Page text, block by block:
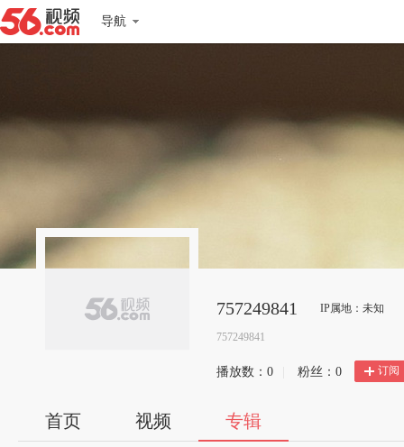
导航
757249841 IP属地：未知
757249841
播放数： 0 粉丝： 0 订阅
首页 视频 专辑